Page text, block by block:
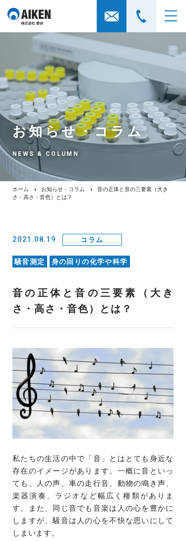
お知らせ・コラム
NEWS & COLUMN
ホーム お知らせ・コラム
音の正体と音の三要素（大き
さ・高さ・音色）とは？
2021.08.19 コラム
騒音測定 身の回りの化学や科学
音の正体と音の三要素（大き
さ・高さ・音色）とは？
私たちの生活の中で「音」とはとても身近な
存在のイメージがあります。一概に音といっ
ても、人の声、車の走行音、動物の鳴き声、
楽器演奏、ラジオなど幅広く種類がありま
す。また、同じ音でも音楽は人の心を豊かに
しますが、騒音は人の心を不快な思いにして
しまいます。